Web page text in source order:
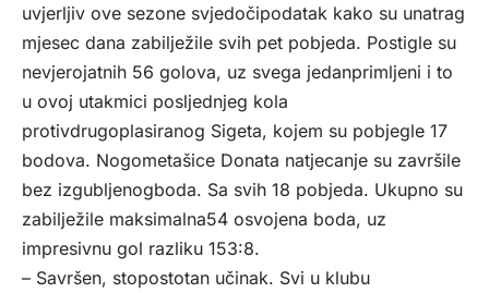
uvjerljiv ove sezone svjedočipodatak kako su unatrag
mjesec dana zabilježile svih pet pobjeda. Postigle su
nevjerojatnih 56 golova, uz svega jedanprimljeni i to
u ovoj utakmici posljednjeg kola
protivdrugoplasiranog Sigeta, kojem su pobjegle 17
bodova. Nogometašice Donata natjecanje su završile
bez izgubljenogboda. Sa svih 18 pobjeda. Ukupno su
zabilježile maksimalna54 osvojena boda, uz
impresivnu gol razliku 153:8.
– Savršen, stopostotan učinak. Svi u klubu